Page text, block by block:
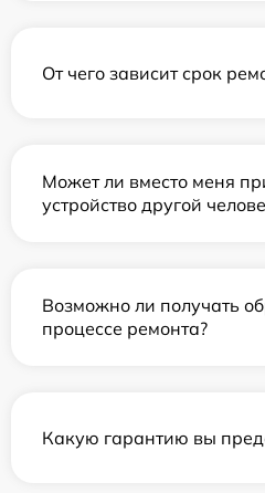
От чего зависит срок
Может ли вместо меня
устройство другой
Возможно ли получать
процессе ремонта?
Какую гарантию вы